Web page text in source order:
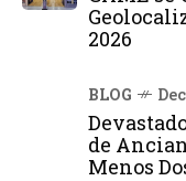
2026
BLOG
de
Menos